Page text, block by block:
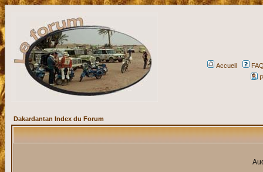
Accueil
Dakardantan Index du Forum